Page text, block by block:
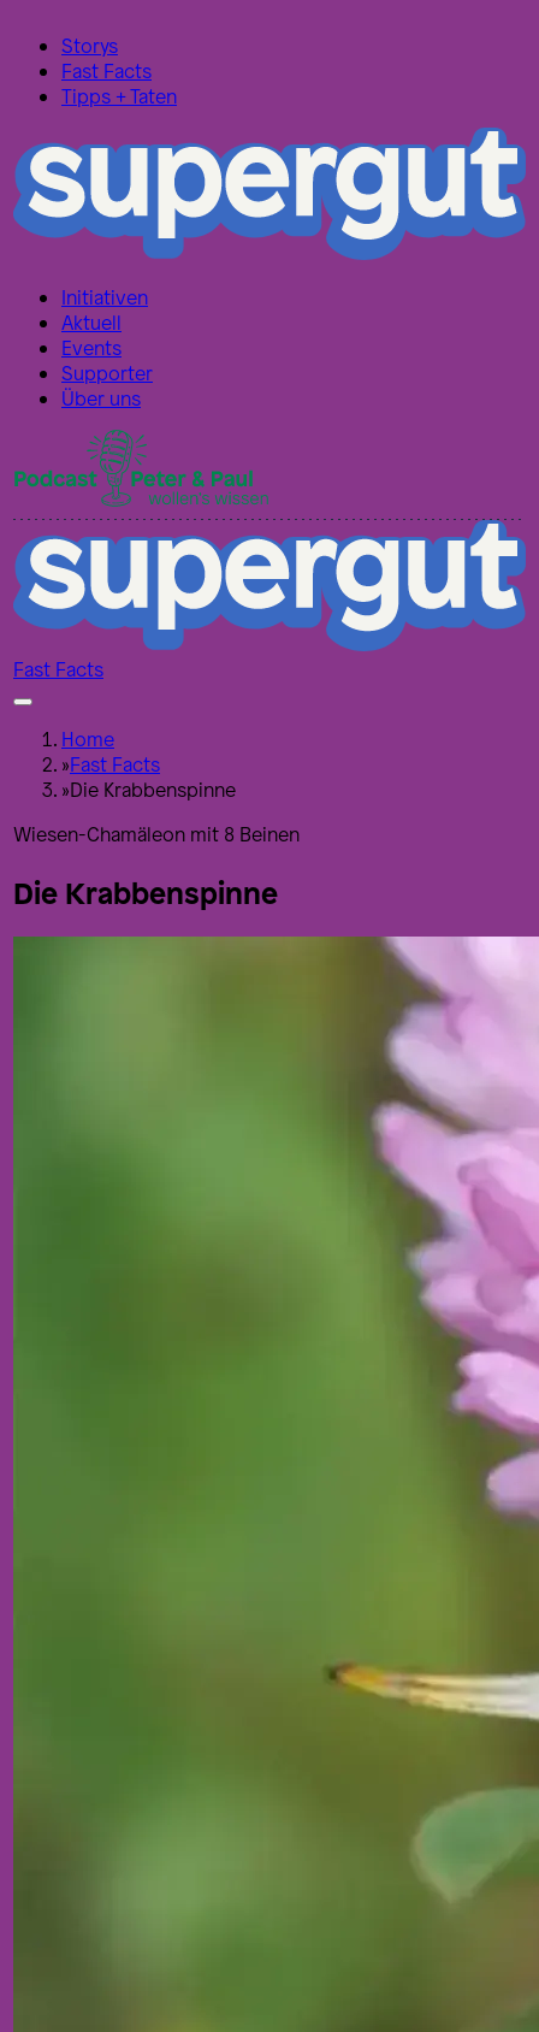
Storys
Fast Facts
Tipps + Taten
Initiativen
Aktuell
Events
Supporter
Über uns
Fast Facts
Home
»Fast Facts
»Die Krabbenspinne
Wiesen-Chamäleon mit 8 Beinen
Die Krabbenspinne